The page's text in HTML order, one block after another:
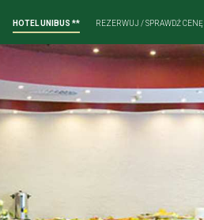
HOTEL UNIBUS ** REZERWUJ / SPRAWDŹ CENĘ